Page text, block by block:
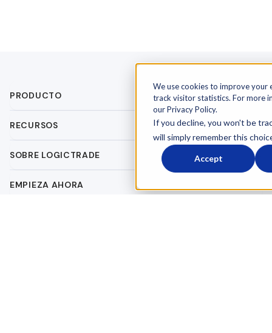
We use cookies to improve your
track visitor statistics. For more
our Privacy Policy.
If you decline, you won't be
will simply remember this
Accept
PRODUCTO
RECURSOS
SOBRE LOGICTRADE
EMPIEZA AHORA